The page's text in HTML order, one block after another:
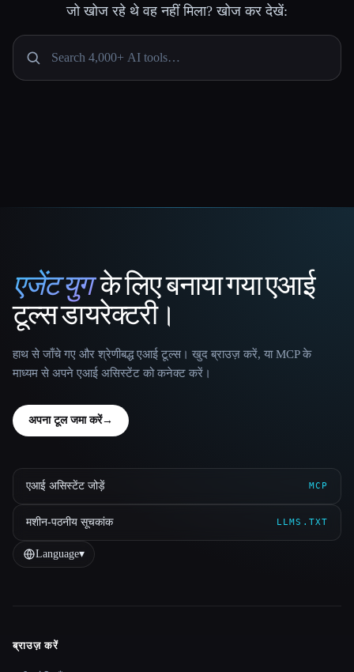
जो खोज रहे थे वह नहीं मिला? खोज कर देखें:
That AI Collection
एजेंट युगके लिए बनाया गया एआई
टूल्स डायरेक्टरी।
हाथ से जाँचे गए और श्रेणीबद्ध एआई टूल्स। खुद ब्राउज़ करें, या MCP के
माध्यम से अपने एआई असिस्टेंट को कनेक्ट करें।
अपना टूल जमा करें→
एआई असिस्टेंट जोड़ें MCP
मशीन-पठनीय सूचकांक LLMS.TXT
Language▾
Site navigation
ब्राउज़ करें